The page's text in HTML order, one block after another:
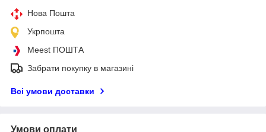
Нова Пошта
Укрпошта
Meest ПОШТА
Забрати покупку в магазині
Всі умови доставки
Умови оплати